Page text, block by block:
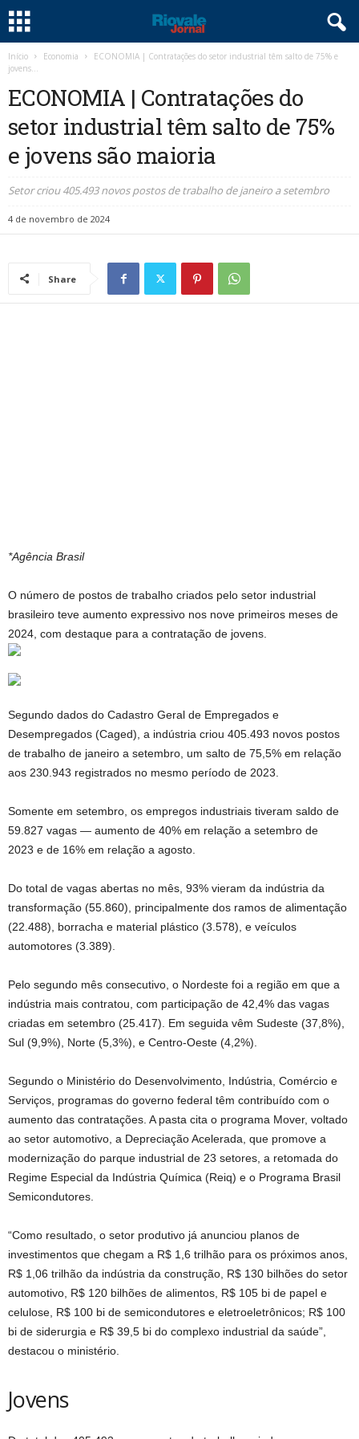
Início Economia
ECONOMIA | Contratações do setor industrial têm salto de 75% e
jovens...
ECONOMIA | Contratações do
setor industrial têm salto de 75%
e jovens são maioria
Setor criou 405.493 novos postos de trabalho de janeiro a setembro
4 de novembro de 2024
Share
*Agência Brasil
O número de postos de trabalho criados pelo setor industrial
brasileiro teve aumento expressivo nos nove primeiros meses de
2024, com destaque para a contratação de jovens.
Segundo dados do Cadastro Geral de Empregados e
Desempregados (Caged), a indústria criou 405.493 novos postos
de trabalho de janeiro a setembro, um salto de 75,5% em relação
aos 230.943 registrados no mesmo período de 2023.
Somente em setembro, os empregos industriais tiveram saldo de
59.827 vagas — aumento de 40% em relação a setembro de
2023 e de 16% em relação a agosto.
Do total de vagas abertas no mês, 93% vieram da indústria da
transformação (55.860), principalmente dos ramos de alimentação
(22.488), borracha e material plástico (3.578), e veículos
automotores (3.389).
Pelo segundo mês consecutivo, o Nordeste foi a região em que a
indústria mais contratou, com participação de 42,4% das vagas
criadas em setembro (25.417). Em seguida vêm Sudeste (37,8%),
Sul (9,9%), Norte (5,3%), e Centro-Oeste (4,2%).
Segundo o Ministério do Desenvolvimento, Indústria, Comércio e
Serviços, programas do governo federal têm contribuído com o
aumento das contratações. A pasta cita o programa Mover, voltado
ao setor automotivo, a Depreciação Acelerada, que promove a
modernização do parque industrial de 23 setores, a retomada do
Regime Especial da Indústria Química (Reiq) e o Programa Brasil
Semicondutores.
“Como resultado, o setor produtivo já anunciou planos de
investimentos que chegam a R$ 1,6 trilhão para os próximos anos,
R$ 1,06 trilhão da indústria da construção, R$ 130 bilhões do setor
automotivo, R$ 120 bilhões de alimentos, R$ 105 bi de papel e
celulose, R$ 100 bi de semicondutores e eletroeletrônicos; R$ 100
bi de siderurgia e R$ 39,5 bi do complexo industrial da saúde”,
destacou o ministério.
Jovens